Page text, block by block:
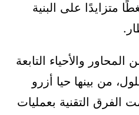
متزايدًا على البنية
والأحياء التابعة
من بينها حيا أزرو
الفرق التقنية بعمليات